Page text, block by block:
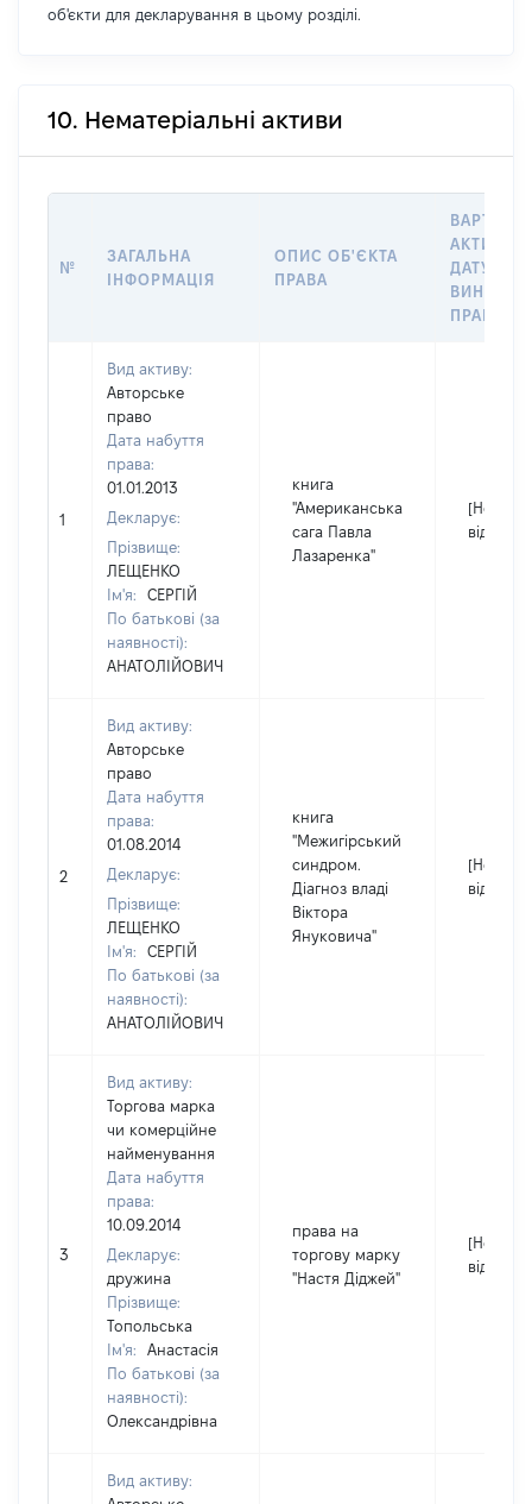
об'єкти для декларування в цьому розділі.
10. Нематеріальні активи
№
ЗАГАЛЬНА
ІНФОРМАЦІЯ
ОПИС ОБ'ЄКТА
ПРАВА
ВАРТІСТЬ
АКТИВУ
ДАТУ
ПРАВА
1
Вид активу:
Авторське
право
Дата набуття
права:
01.01.2013
Декларує:
Прізвище:
ЛЕЩЕНКО
Ім'я:
СЕРГІЙ
По батькові (за
наявності):
АНАТОЛІЙОВИЧ
книга
"Американська
сага Павла
Лазаренка"
[Не
відомо]
2
Вид активу:
Авторське
право
Дата набуття
права:
01.08.2014
Декларує:
Прізвище:
ЛЕЩЕНКО
Ім'я:
СЕРГІЙ
По батькові (за
наявності):
АНАТОЛІЙОВИЧ
книга
"Межигірський
синдром.
Діагноз владі
Віктора
Януковича"
[Не
відомо]
3
Вид активу:
Торгова марка
чи комерційне
найменування
Дата набуття
права:
10.09.2014
Декларує:
дружина
Прізвище:
Топольська
Ім'я:
Анастасія
По батькові (за
наявності):
Олександрівна
права на
торгову марку
"Настя Діджей"
[Не
відомо]
Вид активу: